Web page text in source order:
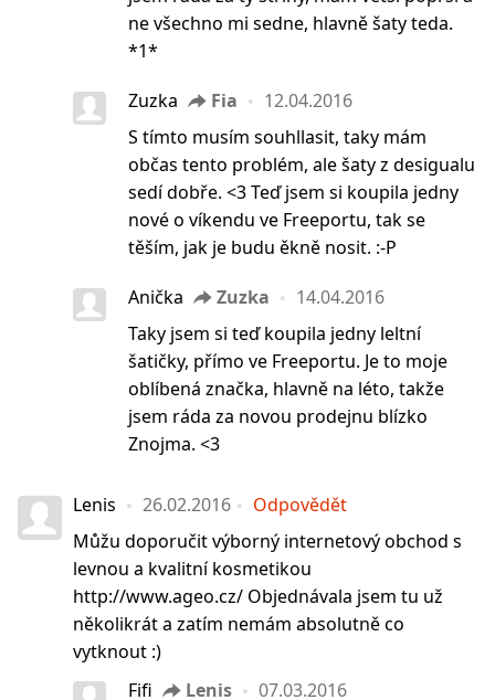
ne všechno mi sedne, hlavně šaty teda.
*1*
Zuzka Fia
12.04.2016
S tímto musím souhllasit, taky mám
občas tento problém, ale šaty z desigualu
sedí dobře. <3 Teď jsem si koupila jedny
nové o víkendu ve Freeportu, tak se
těším, jak je budu ěkně nosit. :-P
Anička Zuzka
14.04.2016
Taky jsem si teď koupila jedny leltní
šatičky, přímo ve Freeportu. Je to moje
oblíbená značka, hlavně na léto, takže
jsem ráda za novou prodejnu blízko
Znojma. <3
Lenis 26.02.2016
Odpovědět
Můžu doporučit výborný internetový obchod s
levnou a kvalitní kosmetikou
http://www.ageo.cz/ Objednávala jsem tu už
několikrát a zatím nemám absolutně co
vytknout :)
Fifi
Lenis 07.03.2016